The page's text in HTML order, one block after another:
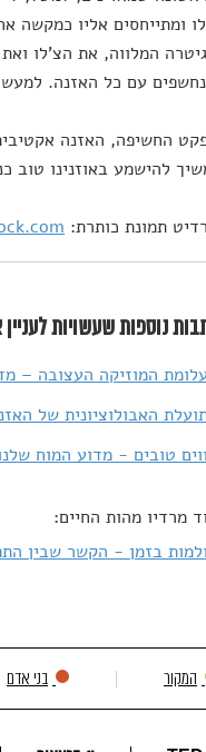
ומתייחסים אליו כמקשה
המלווה, את הצ'לו
עם כל האזנה.
החשיפה, האזנה
להישמע באוזנינו טוב
תמונת כותרת:
נוספות שעשויות
המוזיקה העצובה –
האבולוציונית של
טובים - מדוע המוח
מרדיו מהות החיים:
בזמן - הקשר שבין
המקור בני אדם